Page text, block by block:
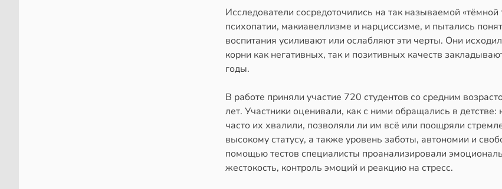
Исследователи сосредоточились на так называемой
психопатии, макиавеллизме и нарциссизме, и пытались
воспитания усиливают или ослабляют эти черты. Они
корни как негативных, так и позитивных качеств
годы.
В работе приняли участие 720 студентов со средним
лет. Участники оценивали, как с ними обращались в детстве:
часто их хвалили, позволяли ли им всё или поощряли
высокому статусу, а также уровень заботы, автономии и
помощью тестов специалисты проанализировали
жестокость, контроль эмоций и реакцию на стресс.